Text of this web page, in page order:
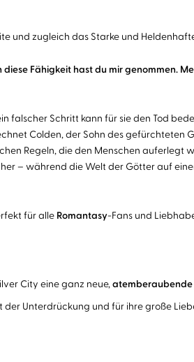
zugleich das Starke und
Fähigkeit hast du mir genommen.
falscher Schritt kann für sie den Tod
Colden, der Sohn des gefürchteten
Regeln, die den Menschen auferlegt
– während die Welt der Götter auf
für alle Romantasy-Fans und
City eine ganz neue, atemberaubende
Unterdrückung und für ihre große